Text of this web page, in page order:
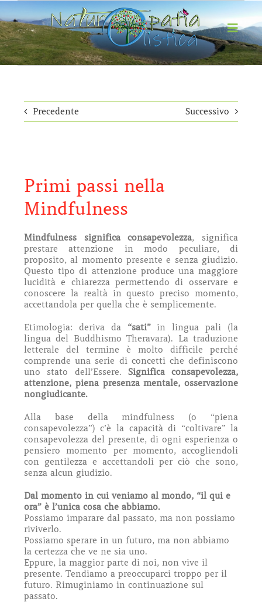
al
contenuto
HOME
PERCORSI DEL SÉ
CONTATTI
Precedente Successivo
Primi passi nella
Mindfulness
Mindfulness significa consapevolezza, significa
prestare attenzione in modo peculiare, di
proposito, al momento presente e senza giudizio.
Questo tipo di attenzione produce una maggiore
lucidità e chiarezza permettendo di osservare e
conoscere la realtà in questo preciso momento,
accettandola per quella che è semplicemente.
Etimologia: deriva da “sati”in lingua pali (la
lingua del Buddhismo Theravara). La traduzione
letterale del termine è molto difficile perché
comprende una serie di concetti che definiscono
uno stato dell’Essere. Significa consapevolezza,
attenzione, piena presenza mentale, osservazione
nongiudicante.
Alla base della mindfulness (o “piena
consapevolezza”) c’è la capacità di “coltivare” la
consapevolezza del presente, di ogni esperienza o
pensiero momento per momento, accogliendoli
con gentilezza e accettandoli per ciò che sono,
senza alcun giudizio.
Dal momento in cui veniamo al mondo, “il qui e
ora” è l’unica cosa che abbiamo.
Possiamo imparare dal passato, ma non possiamo
riviverlo.
Possiamo sperare in un futuro, ma non abbiamo
la certezza che ve ne sia uno.
Eppure, la maggior parte di noi, non vive il
presente. Tendiamo a preoccuparci troppo per il
futuro. Rimuginiamo in continuazione sul
passato.